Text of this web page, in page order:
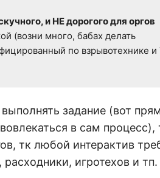
и НЕ дорогого для оргов
(возни много, бабах делать
по взрывотехнике и
задание (вот
в сам процесс),
тк любой интерактив
игротехов и тп.